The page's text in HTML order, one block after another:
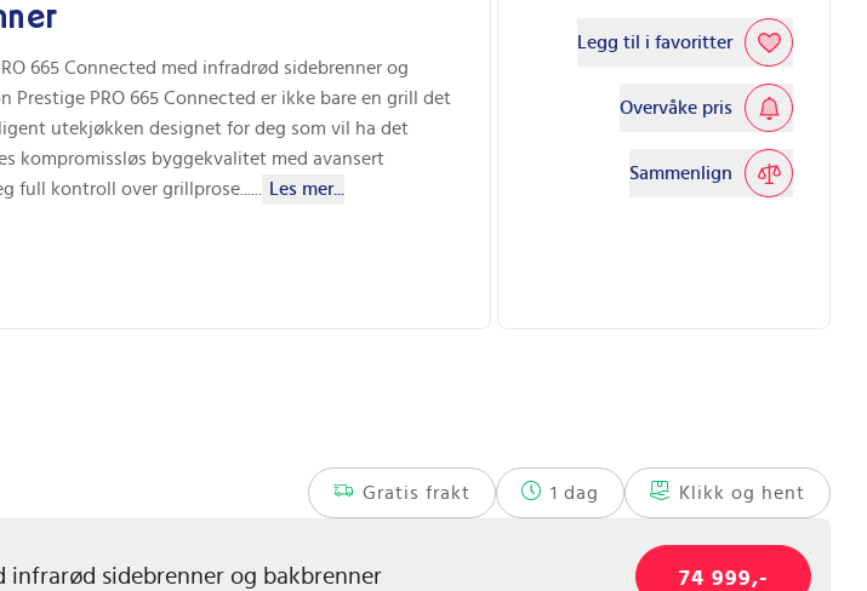
665 Connected med infradrød sidebrenner og
Prestige PRO 665 Connected er ikke bare en grill det
utekjøkken designet for deg som vil ha det
kompromissløs byggekvalitet med avansert
full kontroll over grillprose...
Les mer...
Legg til i favoritter
Overvåke pris
Sammenlign
Gratis frakt 1 dag Klikk og hent
infrarød sidebrenner og bakbrenner 74 999,-